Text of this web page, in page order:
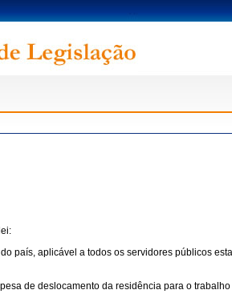
país, aplicável a todos os servidores públicos
de deslocamento da residência para o